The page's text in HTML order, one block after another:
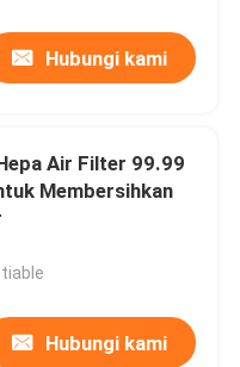
Hubungi kami
Air Filter 99.99
Membersihkan
Hubungi kami